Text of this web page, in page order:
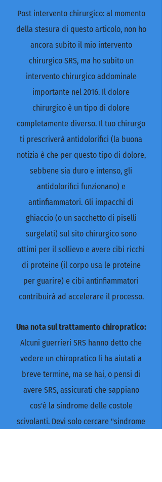
Post intervento chirurgico: al momento
della stesura di questo articolo, non ho
ancora subito il mio intervento
chirurgico SRS, ma ho subito un
intervento chirurgico addominale
importante nel 2016. Il dolore
chirurgico è un tipo di dolore
completamente diverso. Il tuo chirurgo
ti prescriverà antidolorifici (la buona
notizia è che per questo tipo di dolore,
sebbene sia duro e intenso, gli
antidolorifici funzionano) e
antinfiammatori. Gli impacchi di
ghiaccio (o un sacchetto di piselli
surgelati) sul sito chirurgico sono
ottimi per il sollievo e avere cibi ricchi
di proteine (il corpo usa le proteine
per guarire) e cibi antinfiammatori
contribuirà ad accelerare il processo.
Una nota sul trattamento chiropratico:
Alcuni guerrieri SRS hanno detto che
vedere un chiropratico li ha aiutati a
breve termine, ma se hai, o pensi di
avere SRS, assicurati che sappiano
cos'è la sindrome delle costole
scivolanti. Devi solo cercare "sindrome